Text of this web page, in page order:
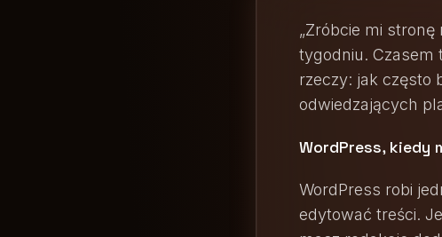
„Zróbcie mi
tygodniu. Czasem
rzeczy: jak często
odwiedzających
WordPress, kiedy
WordPress robi
edytować treści.